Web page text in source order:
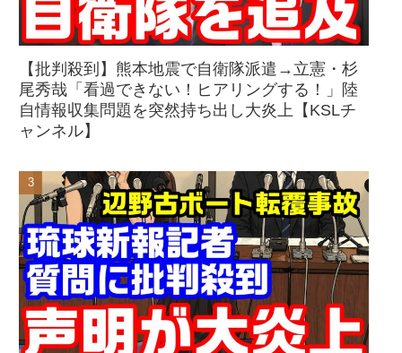
【批判殺到】熊本地震で自衛隊派遣→立憲・杉
尾秀哉「看過できない！ヒアリングする！」陸
自情報収集問題を突然持ち出し大炎上【KSLチ
ャンネル】